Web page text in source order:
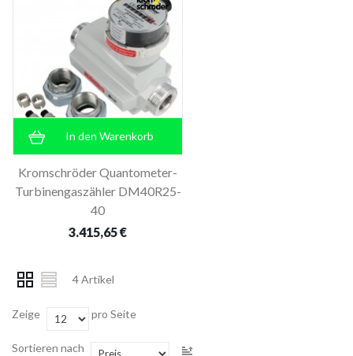
In den Warenkorb
Kromschröder Quantometer-
Turbinengaszähler DM40R25-
40
3.415,65 €
4 Artikel
Zeige pro Seite
Sortieren nach